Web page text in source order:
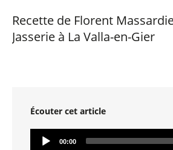
Recette de Florent
Jasserie à La Valla-en-Gier
Écouter cet article
00:00